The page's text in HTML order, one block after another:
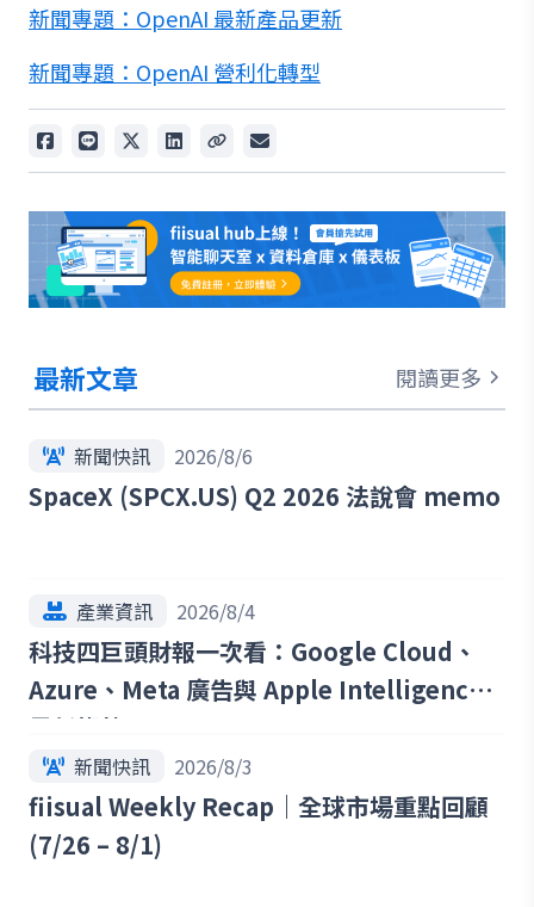
新聞專題：OpenAI 最新產品更新
新聞專題：OpenAI 營利化轉型
最新文章 閱讀更多
新聞快訊 2026/8/6
SpaceX (SPCX.US) Q2 2026 法說會 memo
產業資訊 2026/8/4
科技四巨頭財報一次看：Google Cloud、
Azure、Meta 廣告與 Apple Intelligence
最新趨勢
新聞快訊 2026/8/3
fiisual Weekly Recap｜全球市場重點回顧
(7/26 – 8/1)